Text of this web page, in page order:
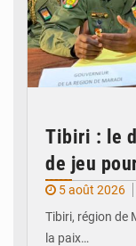
Tibiri : le
de jeu
5 août 2026
Tibiri, région de
la paix…